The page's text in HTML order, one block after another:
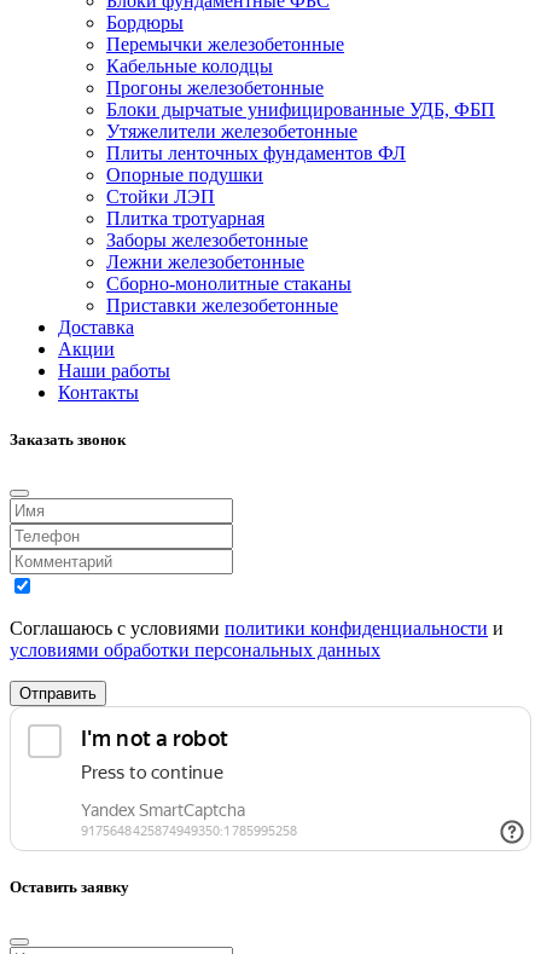
Бордюры
Перемычки железобетонные
Кабельные колодцы
Прогоны железобетонные
Блоки дырчатые унифицированные УДБ, ФБП
Утяжелители железобетонные
Плиты ленточных фундаментов ФЛ
Опорные подушки
Стойки ЛЭП
Плитка тротуарная
Заборы железобетонные
Лежни железобетонные
Сборно-монолитные стаканы
Приставки железобетонные
Доставка
Акции
Наши работы
Контакты
Заказать звонок
Соглашаюсь с условиями политики конфиденциальности и
условиями обработки персональных данных
Отправить
Оставить заявку